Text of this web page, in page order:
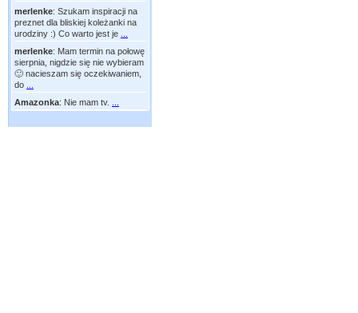
merlenke: Szukam inspiracji na
preznet dla bliskiej koleżanki na
urodziny :) Co warto jest je
merlenke: Mam termin na połowę
sierpnia, nigdzie się nie wybieram
🙂 nacieszam się oczekiwaniem,
do
Amazonka: Nie mam tv.